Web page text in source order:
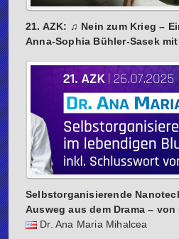
21. AZK: ♫ Nein zum Krieg –
Anna-Sophia Bühler-Sasek
Selbstorganisierende
Ausweg aus dem Drama – von
Dr. Ana Maria Mihalcea